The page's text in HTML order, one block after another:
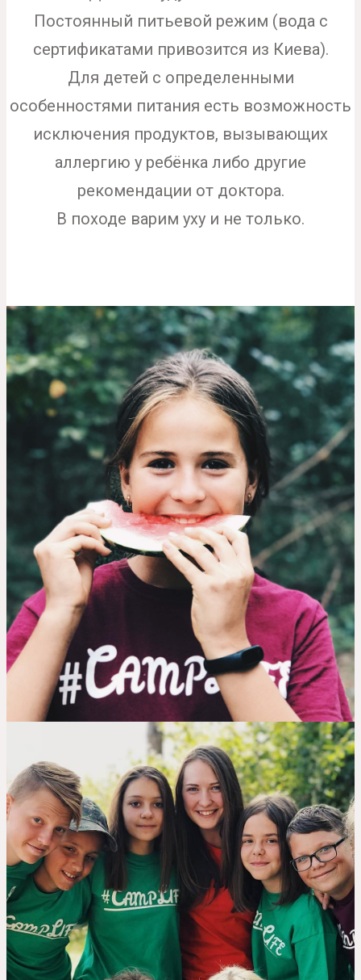
Постоянный питьевой режим (вода с
сертификатами привозится из Киева).
Для детей с определенными
особенностями питания есть возможность
исключения продуктов, вызывающих
аллергию у ребёнка либо другие
рекомендации от доктора.
В походе варим уху и не только.